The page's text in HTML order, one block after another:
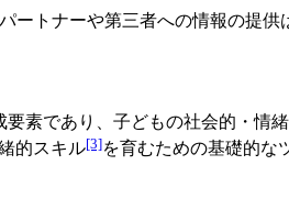
トナーや第三者への情報の提供
素であり、子どもの社会的・情
的スキル[3]を育むための基礎的な